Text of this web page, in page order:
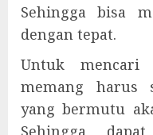
Sehingga bisa
dengan tepat.
Untuk mencari
memang harus
yang bermutu
Sehingga